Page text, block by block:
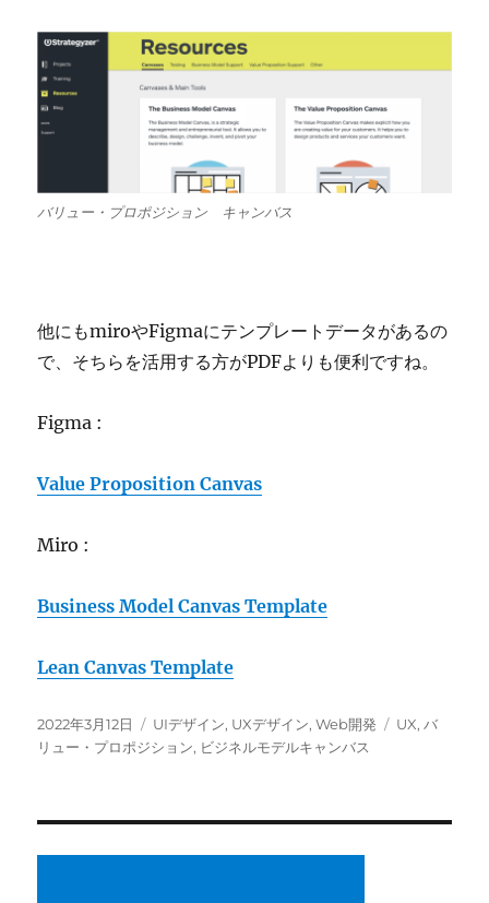
バリュー・プロポジション キャンバス
他にもmiroやFigmaにテンプレートデータがあるの
で、そちらを活用する方がPDFよりも便利ですね。
Figma :
Value Proposition Canvas
Miro :
Business Model Canvas Template
Lean Canvas Template
投
稿
2022年3月12日
カ
テ
UIデザイン, UXデザイン,Web開発
タ
UX, バ
リュー・プロポジション, ビジネルモデルキャンバス